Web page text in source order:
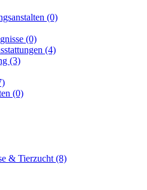
(0)
(0)
(4)
(3)
(0)
& Tierzucht (8)